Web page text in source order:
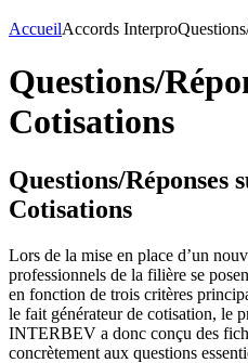
AccueilAccords Interpro
Questions/
Cotisations
Questions/Réponses
Cotisations
Lors de la mise en place d’un
professionnels de la filière se
en fonction de trois critères
le fait générateur de cotisation, le
INTERBEV a donc conçu des
concrètement aux questions